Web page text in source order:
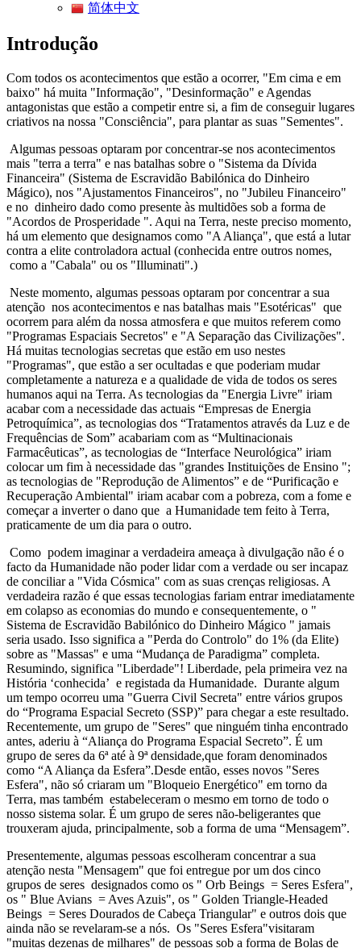
简体中文
Introdução
Com todos os acontecimentos que estão a ocorrer, "Em cima e em
baixo" há muita "Informação", "Desinformação" e Agendas
antagonistas que estão a competir entre si, a fim de conseguir lugares
criativos na nossa "Consciência", para plantar as suas "Sementes".
Algumas pessoas optaram por concentrar-se nos acontecimentos
mais "terra a terra" e nas batalhas sobre o "Sistema da Dívida
Financeira" (Sistema de Escravidão Babilónica do Dinheiro
Mágico), nos "Ajustamentos Financeiros", no "Jubileu Financeiro"
e no dinheiro dado como presente às multidões sob a forma de
"Acordos de Prosperidade ". Aqui na Terra, neste preciso momento,
há um elemento que designamos como "A Aliança", que está a lutar
contra a elite controladora actual (conhecida entre outros nomes,
como a "Cabala" ou os "Illuminati".)
Neste momento, algumas pessoas optaram por concentrar a sua
atenção nos acontecimentos e nas batalhas mais "Esotéricas" que
ocorrem para além da nossa atmosfera e que muitos referem como
"Programas Espaciais Secretos" e "A Separação das Civilizações".
Há muitas tecnologias secretas que estão em uso nestes
"Programas", que estão a ser ocultadas e que poderiam mudar
completamente a natureza e a qualidade de vida de todos os seres
humanos aqui na Terra. As tecnologias da "Energia Livre" iriam
acabar com a necessidade das actuais “Empresas de Energia
Petroquímica”, as tecnologias dos “Tratamentos através da Luz e de
Frequências de Som” acabariam com as “Multinacionais
Farmacêuticas”, as tecnologias de “Interface Neurológica” iriam
colocar um fim à necessidade das "grandes Instituições de Ensino ";
as tecnologias de "Reprodução de Alimentos” e de “Purificação e
Recuperação Ambiental" iriam acabar com a pobreza, com a fome e
começar a inverter o dano que a Humanidade tem feito à Terra,
praticamente de um dia para o outro.
Como podem imaginar a verdadeira ameaça à divulgação não é o
facto da Humanidade não poder lidar com a verdade ou ser incapaz
de conciliar a "Vida Cósmica" com as suas crenças religiosas. A
verdadeira razão é que essas tecnologias fariam entrar imediatamente
em colapso as economias do mundo e consequentemente, o "
Sistema de Escravidão Babilónico do Dinheiro Mágico " jamais
seria usado. Isso significa a "Perda do Controlo" do 1% (da Elite)
sobre as "Massas" e uma “Mudança de Paradigma” completa.
Resumindo, significa "Liberdade"! Liberdade, pela primeira vez na
História ‘conhecida’ e registada da Humanidade. Durante algum
um tempo ocorreu uma "Guerra Civil Secreta" entre vários grupos
do “Programa Espacial Secreto (SSP)” para chegar a este resultado.
Recentemente, um grupo de "Seres" que ninguém tinha encontrado
antes, aderiu à “Aliança do Programa Espacial Secreto”. É um
grupo de seres da 6ª até à 9ª densidade,que foram denominados
como “A Aliança da Esfera”.Desde então, esses novos "Seres
Esfera", não só criaram um "Bloqueio Energético" em torno da
Terra, mas também estabeleceram o mesmo em torno de todo o
nosso sistema solar. É um grupo de seres não-beligerantes que
trouxeram ajuda, principalmente, sob a forma de uma “Mensagem”.
Presentemente, algumas pessoas escolheram concentrar a sua
atenção nesta "Mensagem" que foi entregue por um dos cinco
grupos de seres designados como os " Orb Beings = Seres Esfera",
os " Blue Avians = Aves Azuis", os " Golden Triangle-Headed
Beings = Seres Dourados de Cabeça Triangular" e outros dois que
ainda não se revelaram-se a nós. Os "Seres Esfera"visitaram
"muitas dezenas de milhares" de pessoas sob a forma de Bolas de